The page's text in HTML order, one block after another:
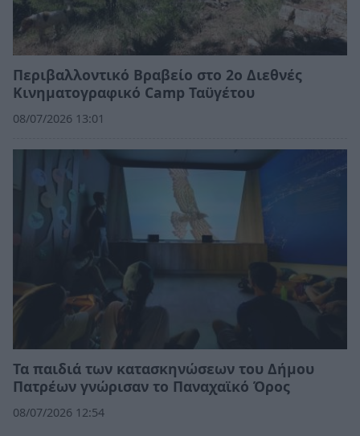
Περιβαλλοντικό Βραβείο στο 2ο Διεθνές
Κινηματογραφικό Camp Ταϋγέτου
08/07/2026 13:01
Τα παιδιά των κατασκηνώσεων του Δήμου
Πατρέων γνώρισαν το Παναχαϊκό Όρος
08/07/2026 12:54